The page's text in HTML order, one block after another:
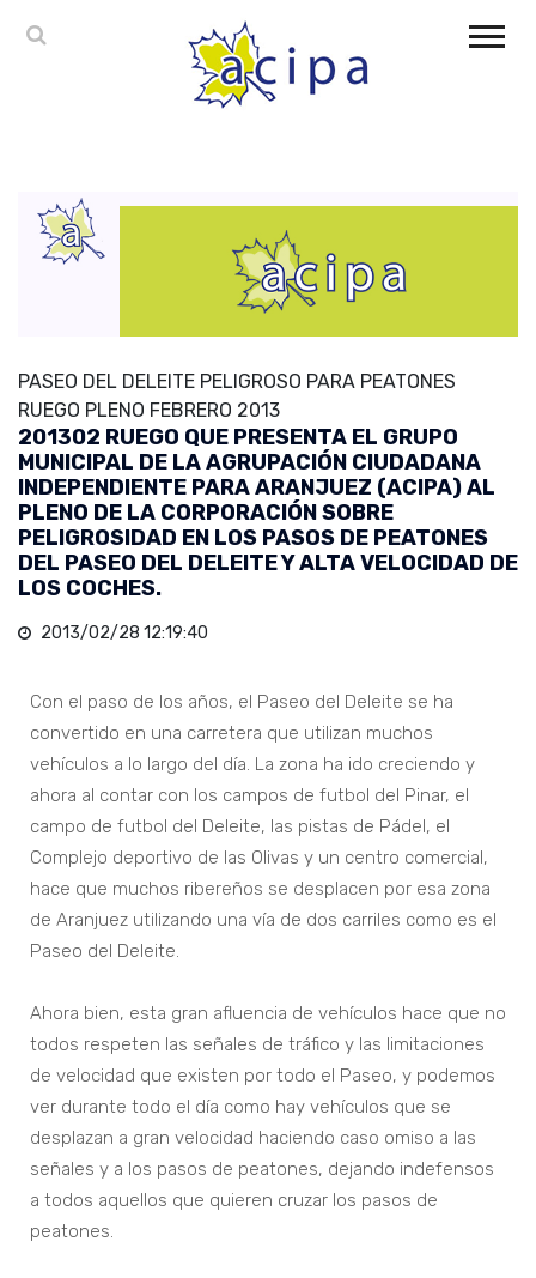
PASEO DEL DELEITE PELIGROSO PARA PEATONES
RUEGO PLENO FEBRERO 2013
201302 RUEGO QUE PRESENTA EL GRUPO
MUNICIPAL DE LA AGRUPACIÓN CIUDADANA
INDEPENDIENTE PARA ARANJUEZ (ACIPA) AL
PLENO DE LA CORPORACIÓN SOBRE
PELIGROSIDAD EN LOS PASOS DE PEATONES
DEL PASEO DEL DELEITE Y ALTA VELOCIDAD DE
LOS COCHES.
2013/02/28 12:19:40
Con el paso de los años, el Paseo del Deleite se ha
convertido en una carretera que utilizan muchos
vehículos a lo largo del día. La zona ha ido creciendo y
ahora al contar con los campos de futbol del Pinar, el
campo de futbol del Deleite, las pistas de Pádel, el
Complejo deportivo de las Olivas y un centro comercial,
hace que muchos ribereños se desplacen por esa zona
de Aranjuez utilizando una vía de dos carriles como es el
Paseo del Deleite.
Ahora bien, esta gran afluencia de vehículos hace que no
todos respeten las señales de tráfico y las limitaciones
de velocidad que existen por todo el Paseo, y podemos
ver durante todo el día como hay vehículos que se
desplazan a gran velocidad haciendo caso omiso a las
señales y a los pasos de peatones, dejando indefensos
a todos aquellos que quieren cruzar los pasos de
peatones.